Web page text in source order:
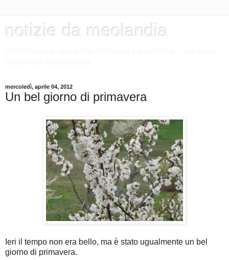
notizie da meolandia
mercoledì, aprile 04, 2012
Un bel giorno di primavera
Ieri il tempo non era bello, ma è stato ugualmente un bel
giorno di primavera.